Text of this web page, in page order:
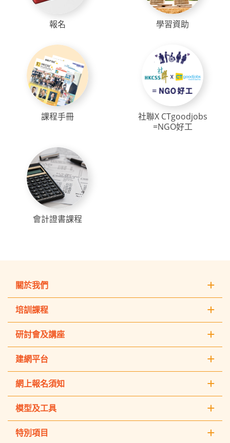
報名 學習資助
課程手冊
社聯X CTgoodjobs
=NGO好工
會計證書課程
關於我們
培訓課程
研討會及講座
建網平台
網上報名須知
模型及工具
特別項目